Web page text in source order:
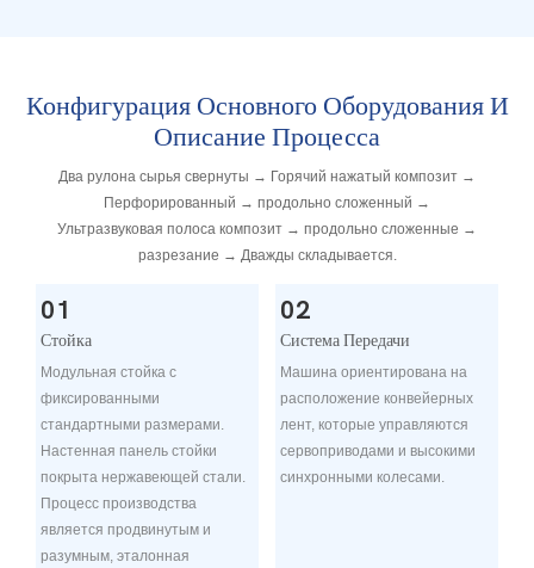
Конфигурация Основного Оборудования И
Описание Процесса
Два рулона сырья свернуты → Горячий нажатый композит →
Перфорированный → продольно сложенный →
Ультразвуковая полоса композит → продольно сложенные →
разрезание → Дважды складывается.
01
Стойка
Модульная стойка с
фиксированными
стандартными размерами.
Настенная панель стойки
покрыта нержавеющей стали.
Процесс производства
является продвинутым и
разумным, эталонная
02
Система Передачи
Машина ориентирована на
расположение конвейерных
лент, которые управляются
сервоприводами и высокими
синхронными колесами.